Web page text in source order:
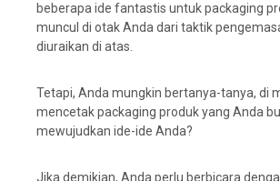
beberapa ide fantastis untuk packaging
muncul di otak Anda dari taktik
diuraikan di atas.
Tetapi, Anda mungkin bertanya-tanya, di
mencetak packaging produk yang Anda
mewujudkan ide-ide Anda?
Jika demikian, Anda perlu berbicara